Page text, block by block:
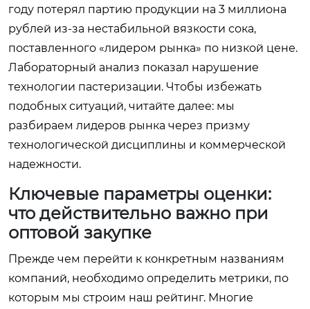
году потерял партию продукции на 3 миллиона
рублей из-за нестабильной вязкости сока,
поставленного «лидером рынка» по низкой цене.
Лабораторный анализ показал нарушение
технологии пастеризации. Чтобы избежать
подобных ситуаций, читайте далее: мы
разбираем лидеров рынка через призму
технологической дисциплины и коммерческой
надежности.
Ключевые параметры оценки:
что действительно важно при
оптовой закупке
Прежде чем перейти к конкретным названиям
компаний, необходимо определить метрики, по
которым мы строим наш рейтинг. Многие